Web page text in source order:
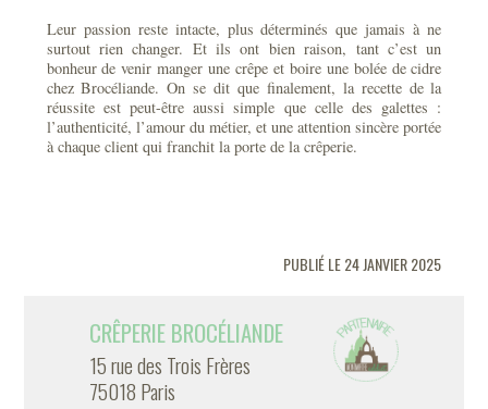
Leur passion reste intacte, plus déterminés que jamais à ne
surtout rien changer. Et ils ont bien raison, tant c’est un
bonheur de venir manger une crêpe et boire une bolée de cidre
chez Brocéliande. On se dit que finalement, la recette de la
réussite est peut-être aussi simple que celle des galettes :
l’authenticité, l’amour du métier, et une attention sincère portée
à chaque client qui franchit la porte de la crêperie.
PUBLIÉ LE 24 JANVIER 2025
CRÊPERIE BROCÉLIANDE
15 rue des Trois Frères
75018 Paris